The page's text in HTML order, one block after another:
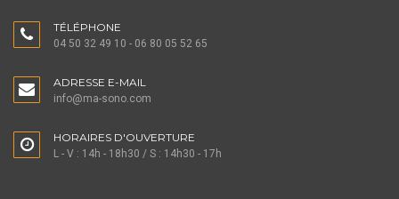
TÉLÉPHONE
04 50 32 49 10 - 06 80 05 52 65
ADRESSE E-MAIL
info@ma-sono.com
HORAIRES D'OUVERTURE
L - V : 14h - 18h30 / S : 14h30 - 17h